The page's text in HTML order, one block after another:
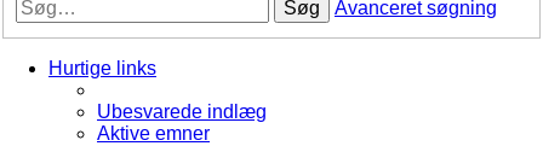
Søg Avanceret søgning
Hurtige links
Ubesvarede indlæg
Aktive emner